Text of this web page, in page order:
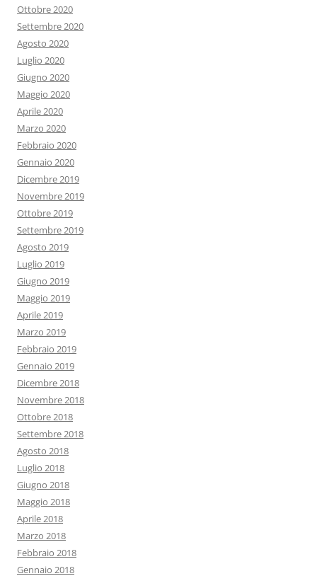
Ottobre 2020
Settembre 2020
Agosto 2020
Luglio 2020
Giugno 2020
Maggio 2020
Aprile 2020
Marzo 2020
Febbraio 2020
Gennaio 2020
Dicembre 2019
Novembre 2019
Ottobre 2019
Settembre 2019
Agosto 2019
Luglio 2019
Giugno 2019
Maggio 2019
Aprile 2019
Marzo 2019
Febbraio 2019
Gennaio 2019
Dicembre 2018
Novembre 2018
Ottobre 2018
Settembre 2018
Agosto 2018
Luglio 2018
Giugno 2018
Maggio 2018
Aprile 2018
Marzo 2018
Febbraio 2018
Gennaio 2018